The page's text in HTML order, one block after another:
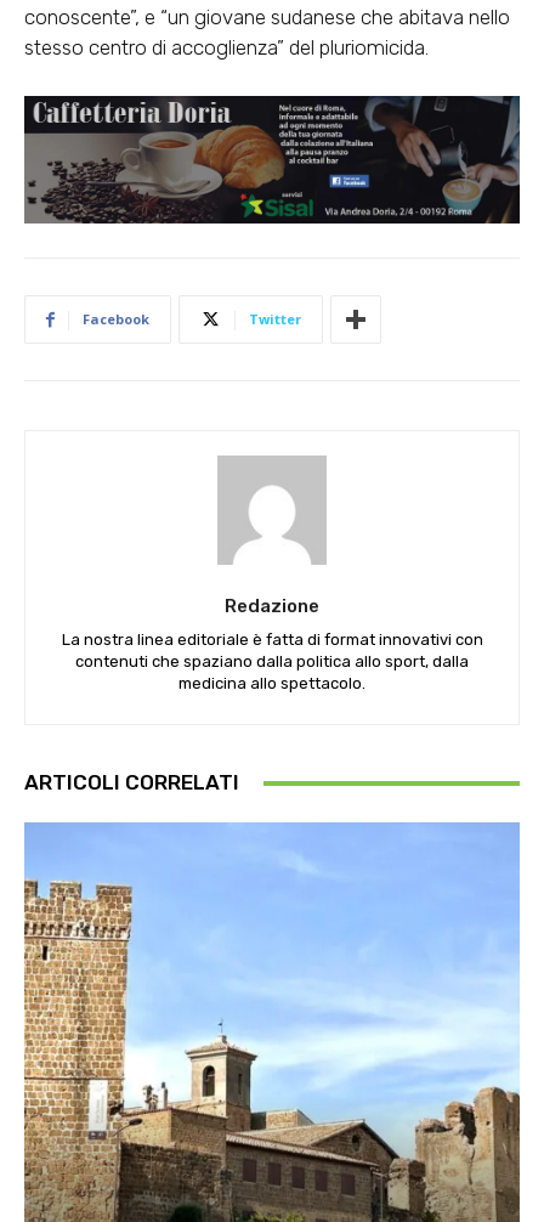
conoscente”, e “un giovane sudanese che abitava nello
stesso centro di accoglienza” del pluriomicida.
Facebook Twitter
Redazione
La nostra linea editoriale è fatta di format innovativi con
contenuti che spaziano dalla politica allo sport, dalla
medicina allo spettacolo.
ARTICOLI CORRELATI